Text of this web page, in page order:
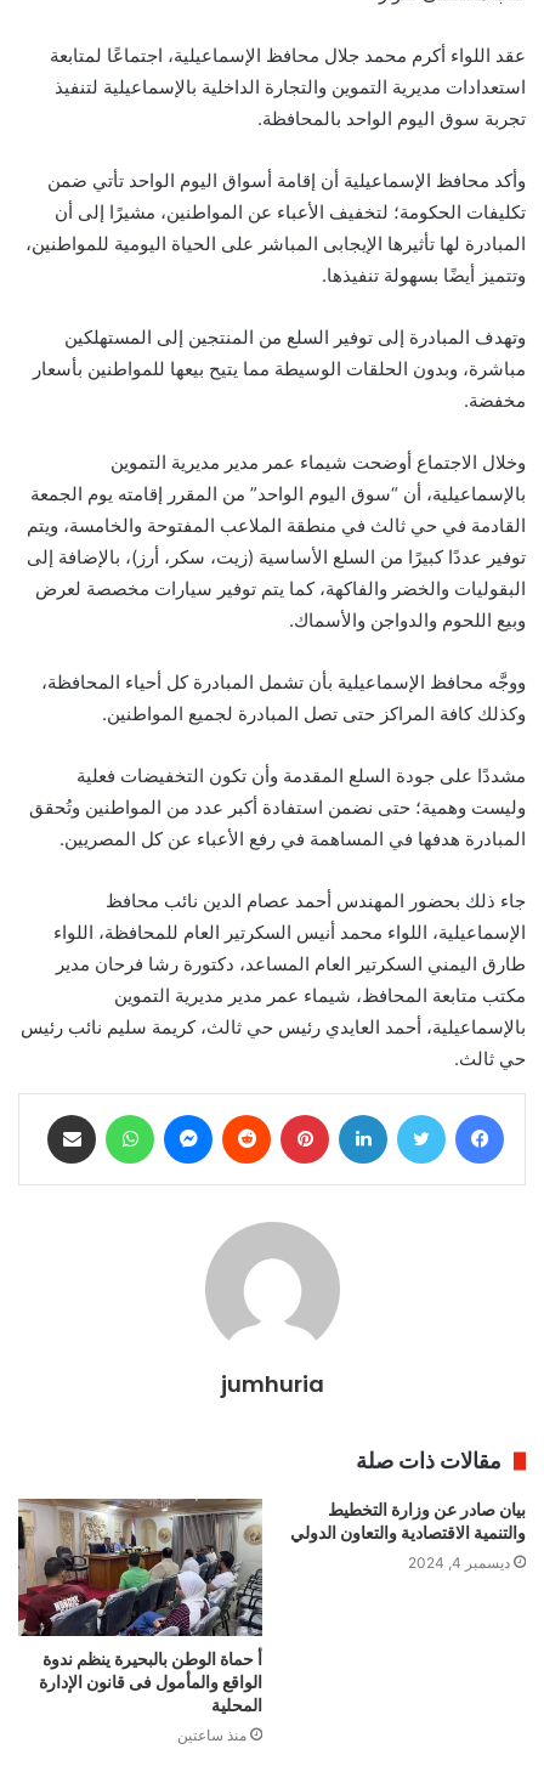
عقد اللواء أكرم محمد جلال محافظ الإسماعيلية، اجتماعًا لمتابعة
استعدادات مديرية التموين والتجارة الداخلية بالإسماعيلية لتنفيذ
تجربة سوق اليوم الواحد بالمحافظة.
وأكد محافظ الإسماعيلية أن إقامة أسواق اليوم الواحد تأتي ضمن
تكليفات الحكومة؛ لتخفيف الأعباء عن المواطنين، مشيرًا إلى أن
المبادرة لها تأثيرها الإيجابى المباشر على الحياة اليومية للمواطنين،
وتتميز أيضًا بسهولة تنفيذها.
وتهدف المبادرة إلى توفير السلع من المنتجين إلى المستهلكين
مباشرة، وبدون الحلقات الوسيطة مما يتيح بيعها للمواطنين بأسعار
مخفضة.
وخلال الاجتماع أوضحت شيماء عمر مدير مديرية التموين
بالإسماعيلية، أن “سوق اليوم الواحد” من المقرر إقامته يوم الجمعة
القادمة في حي ثالث في منطقة الملاعب المفتوحة والخامسة، ويتم
توفير عددًا كبيرًا من السلع الأساسية (زيت، سكر، أرز)، بالإضافة إلى
البقوليات والخضر والفاكهة، كما يتم توفير سيارات مخصصة لعرض
وبيع اللحوم والدواجن والأسماك.
ووجَّه محافظ الإسماعيلية بأن تشمل المبادرة كل أحياء المحافظة،
وكذلك كافة المراكز حتى تصل المبادرة لجميع المواطنين.
مشددًا على جودة السلع المقدمة وأن تكون التخفيضات فعلية
وليست وهمية؛ حتى نضمن استفادة أكبر عدد من المواطنين وتُحقق
المبادرة هدفها في المساهمة في رفع الأعباء عن كل المصريين.
جاء ذلك بحضور المهندس أحمد عصام الدين نائب محافظ
الإسماعيلية، اللواء محمد أنيس السكرتير العام للمحافظة، اللواء
طارق اليمني السكرتير العام المساعد، دكتورة رشا فرحان مدير
مكتب متابعة المحافظ، شيماء عمر مدير مديرية التموين
بالإسماعيلية، أحمد العايدي رئيس حي ثالث، كريمة سليم نائب رئيس
حي ثالث.
فيسبوك تويتر لينكدإن بينتيريست ماسنجر واتساب
jumhuria
مقالات ذات صلة
بيان صادر عن وزارة التخطيط
والتنمية الاقتصادية والتعاون الدولي
ديسمبر 4, 2024
أ حماة الوطن بالبحيرة ينظم ندوة
الواقع والمأمول فى قانون الإدارة
المحلية
منذ ساعتين